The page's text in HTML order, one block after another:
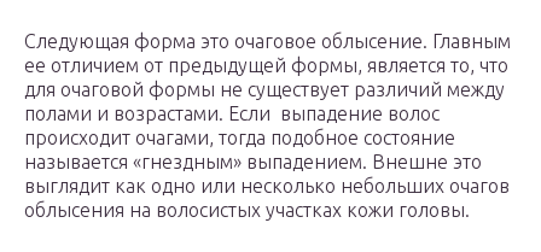
Следующая форма это очаговое облысение. Главным
ее отличием от предыдущей формы, является то, что
для очаговой формы не существует различий между
полами и возрастами. Если выпадение волос
происходит очагами, тогда подобное состояние
называется «гнездным» выпадением. Внешне это
выглядит как одно или несколько небольших очагов
облысения на волосистых участках кожи головы.